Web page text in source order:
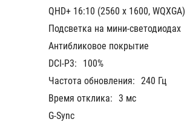
QHD+ 16:10 (2560 x 1600, WQXGA)
Подсветка на мини-светодиодах
Антибликовое покрытие
DCI-P3:
100%
Частота обновления: 240 Гц
Время отклика: 3 мс
G-Sync